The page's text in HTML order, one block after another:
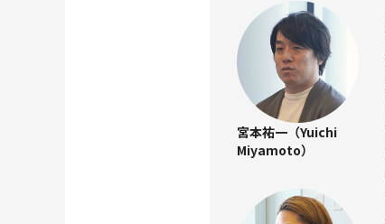
宮本祐一（Yuichi
Miyamoto）